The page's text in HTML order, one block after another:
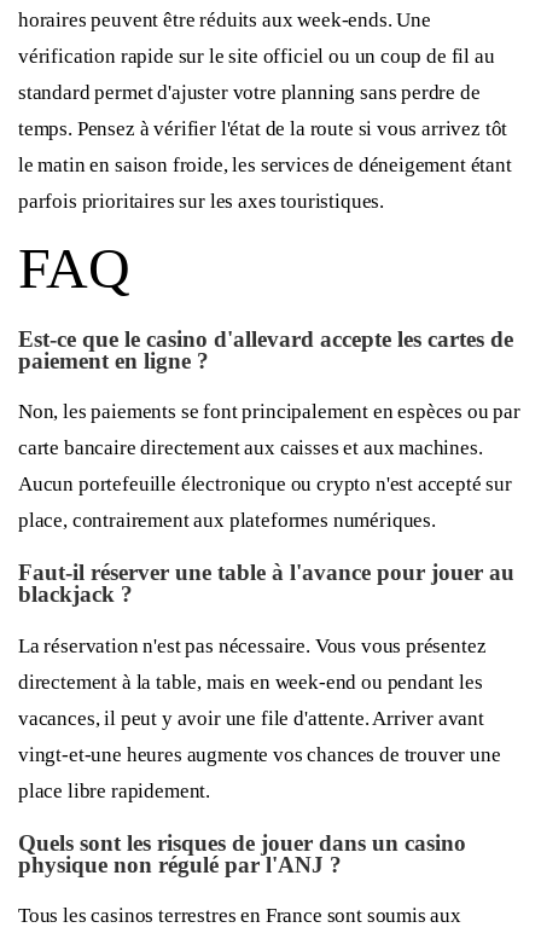
horaires peuvent être réduits aux week-ends. Une
vérification rapide sur le site officiel ou un coup de fil au
standard permet d'ajuster votre planning sans perdre de
temps. Pensez à vérifier l'état de la route si vous arrivez tôt
le matin en saison froide, les services de déneigement étant
parfois prioritaires sur les axes touristiques.
FAQ
Est-ce que le casino d'allevard accepte les cartes de
paiement en ligne ?
Non, les paiements se font principalement en espèces ou par
carte bancaire directement aux caisses et aux machines.
Aucun portefeuille électronique ou crypto n'est accepté sur
place, contrairement aux plateformes numériques.
Faut-il réserver une table à l'avance pour jouer au
blackjack ?
La réservation n'est pas nécessaire. Vous vous présentez
directement à la table, mais en week-end ou pendant les
vacances, il peut y avoir une file d'attente. Arriver avant
vingt-et-une heures augmente vos chances de trouver une
place libre rapidement.
Quels sont les risques de jouer dans un casino
physique non régulé par l'ANJ ?
Tous les casinos terrestres en France sont soumis aux